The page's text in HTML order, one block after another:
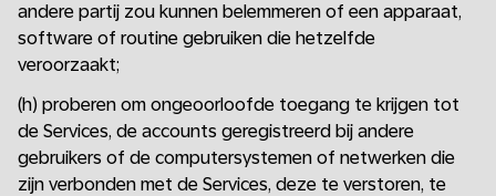
andere partij zou kunnen belemmeren of een apparaat,
software of routine gebruiken die hetzelfde
veroorzaakt;
(h) proberen om ongeoorloofde toegang te krijgen tot
de Services, de accounts geregistreerd bij andere
gebruikers of de computersystemen of netwerken die
zijn verbonden met de Services, deze te verstoren, te